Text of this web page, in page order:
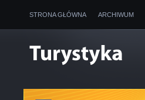
STRONA GŁÓWNA ARCHIWUM